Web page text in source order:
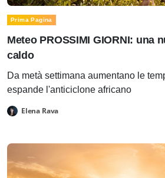
Prima Pagina
Meteo PROSSIMI GIORNI: una
caldo
Da metà settimana aumentano le
espande l'anticiclone africano
Elena Rava